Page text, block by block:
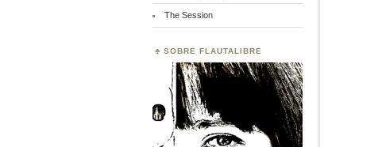
The Session
SOBRE FLAUTALIBRE